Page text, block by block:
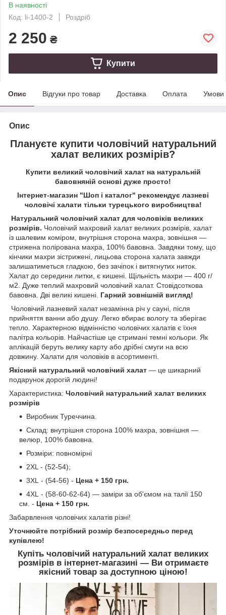
В наявності
Код: li-1400-2
Роздріб
2 250 ₴
Купити
Опис Відгуки про товар Доставка Оплата Умови
Опис
Плануєте купити чоловічий натуральний
халат великих розмірів?
Купити великий чоловічий халат на натуральній
бавовняній основі дуже просто!
Інтернет-магазин "Шоп і каталог" рекомендує лазневі
чоловічі халати тільки турецького виробництва!
Натуральний чоловічий халат для чоловіків великих
розмірів. Чоловічий махровий халат великих розмірів, халат
із шалевим коміром, внутрішня сторона махра, зовнішня —
стрижена полірована махра, 100% бавовна. Завдяки тому, що
кінчики махри зістрижені, лицьова сторона халата завжди
залишатиметься гладкою, без зачіпок і витягнутих ниток.
Халат до середини литки, є кишені. Щільність махри — 400 г/
м2. Дуже теплий махровий чоловічий халат. Стовідсоткова
бавовна. Дві великі кишені. Гарний зовнішній вигляд!
Чоловічий лазневий халат незамінна річ у сауні, після
прийняття ванни або душу. Легко вбирає вологу та зберігає
тепло. Характерною відмінністю чоловічих халатів є їхня
палітра кольорів. Найчастіше це стримані темні кольори. Як
аплікацій беруть велику карту або дрібні смуги на всю
довжину. Халати для чоловіків в асортименті.
Якісний натуральний чоловічий халат — це шикарний
подарунок дорогій людині!
Характеристика: Чоловічий натуральний халат великих
розмірів
Виробник Туреччина.
Склад: внутрішня сторона 100% махра, зовнішня —
велюр, 100% бавовна.
Розміри: повномірні
2XL - (52-54);
3XL - (54-56) - Цена + 150 грн.
4XL - (58-60-62-64) — заміри за об'ємом на талії 150
см. - Цена + 150 грн.
Забарвлення чоловічих халатів різні!
Уточнюйте потрібний розмір безпосередньо перед
купівлею!
Купіть чоловічий натуральний халат великих
розмірів в інтернет-магазині — Ви отримаєте
якісний товар за доступною ціною!